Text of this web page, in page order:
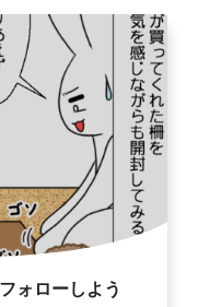
ォローしよう